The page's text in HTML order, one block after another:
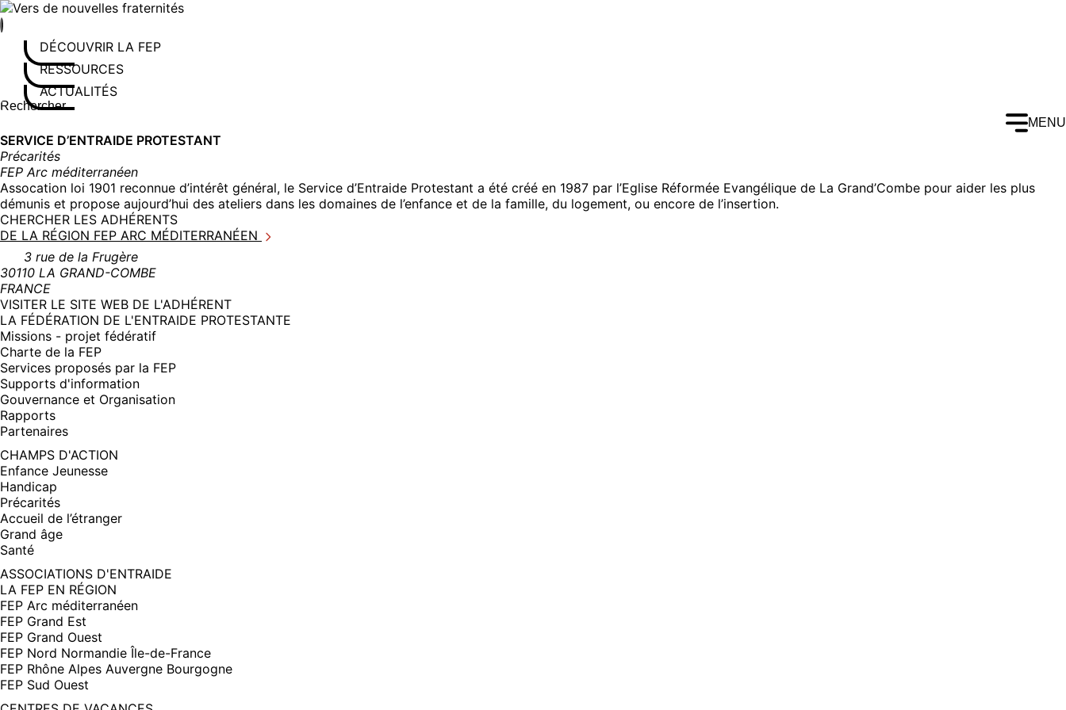
Aller
au
contenuDÉCOUVRIR LA FEP
RESSOURCES
ACTUALITÉS
Rechercher sur le site
Saisissez au moins 3 caractères pour lancer la recherche
MENU
SERVICE D’ENTRAIDE PROTESTANT
Précarités
FEP Arc méditerranéen
Assocation loi 1901 reconnue d’intérêt général, le Service d’Entraide Protestant a été créé en 1987 par l’Eglise Réformée Evangélique de La Grand’Combe pour aider les plus
démunis et propose aujourd’hui des ateliers dans les domaines de l’enfance et de la famille, du logement, ou encore de l’insertion.
CHERCHER LES ADHÉRENTS
DE LA RÉGION FEP ARC MÉDITERRANÉEN
3 rue de la Frugère
30110 LA GRAND-COMBE
FRANCE
VISITER LE SITE WEB DE L'ADHÉRENT(NOUVELLE
FENÊTRE)
LA FÉDÉRATION DE L'ENTRAIDE PROTESTANTE
Missions - projet fédératif
Charte de la FEP
Services proposés par la FEP
Supports d'information
Gouvernance et Organisation
Rapports
Partenaires
CHAMPS D'ACTION
Enfance Jeunesse
Handicap
Précarités
Accueil de l’étranger
Grand âge
Santé
ASSOCIATIONS D'ENTRAIDE
LA FEP EN RÉGION
FEP Arc méditerranéen
FEP Grand Est
FEP Grand Ouest
FEP Nord Normandie Île-de-France
FEP Rhône Alpes Auvergne Bourgogne
FEP Sud Ouest